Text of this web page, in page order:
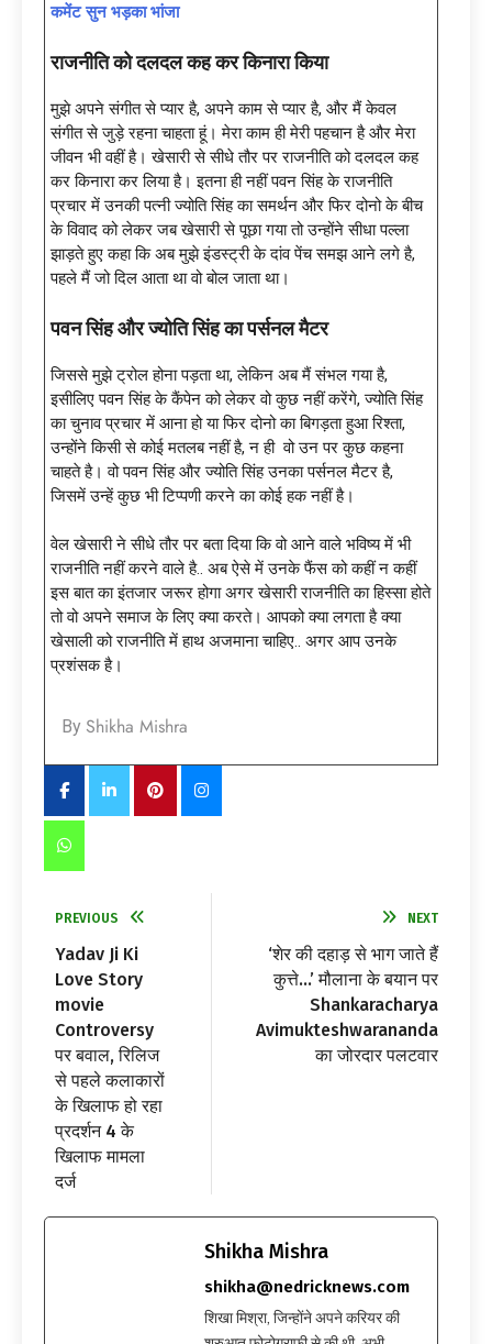
कमेंट सुन भड़का भांजा
राजनीति को दलदल कह कर किनारा किया
मुझे अपने संगीत से प्यार है, अपने काम से प्यार है, और मैं केवल
संगीत से जुड़े रहना चाहता हूं। मेरा काम ही मेरी पहचान है और मेरा
जीवन भी वहीं है। खेसारी से सीधे तौर पर राजनीति को दलदल कह
कर किनारा कर लिया है। इतना ही नहीं पवन सिंह के राजनीति
प्रचार में उनकी पत्नी ज्योति सिंह का समर्थन और फिर दोनो के बीच
के विवाद को लेकर जब खेसारी से पूछा गया तो उन्होंने सीधा पल्ला
झाड़ते हुए कहा कि अब मुझे इंडस्ट्री के दांव पेंच समझ आने लगे है,
पहले मैं जो दिल आता था वो बोल जाता था।
पवन सिंह और ज्योति सिंह का पर्सनल मैटर
जिससे मुझे ट्रोल होना पड़ता था, लेकिन अब मैं संभल गया है,
इसीलिए पवन सिंह के कैंपेन को लेकर वो कुछ नहीं करेंगे, ज्योति सिंह
का चुनाव प्रचार में आना हो या फिर दोनो का बिगड़ता हुआ रिश्ता,
उन्होंने किसी से कोई मतलब नहीं है, न ही वो उन पर कुछ कहना
चाहते है। वो पवन सिंह और ज्योति सिंह उनका पर्सनल मैटर है,
जिसमें उन्हें कुछ भी टिप्पणी करने का कोई हक नहीं है।
वेल खेसारी ने सीधे तौर पर बता दिया कि वो आने वाले भविष्य में भी
राजनीति नहीं करने वाले है.. अब ऐसे में उनके फैंस को कहीं न कहीं
इस बात का इंतजार जरूर होगा अगर खेसारी राजनीति का हिस्सा होते
तो वो अपने समाज के लिए क्या करते। आपको क्या लगता है क्या
खेसाली को राजनीति में हाथ अजमाना चाहिए.. अगर आप उनके
प्रशंसक है।
By Shikha Mishra
PREVIOUS
Yadav Ji Ki
Love Story
movie
Controversy
पर बवाल, रिलिज
से पहले कलाकारों
के खिलाफ हो रहा
प्रदर्शन 4 के
खिलाफ मामला
दर्ज
NEXT
‘शेर की दहाड़ से भाग जाते हैं
कुत्ते…’ मौलाना के बयान पर
Shankaracharya
Avimukteshwarananda
का जोरदार पलटवार
Shikha Mishra
shikha@nedricknews.com
शिखा मिश्रा, जिन्होंने अपने करियर की